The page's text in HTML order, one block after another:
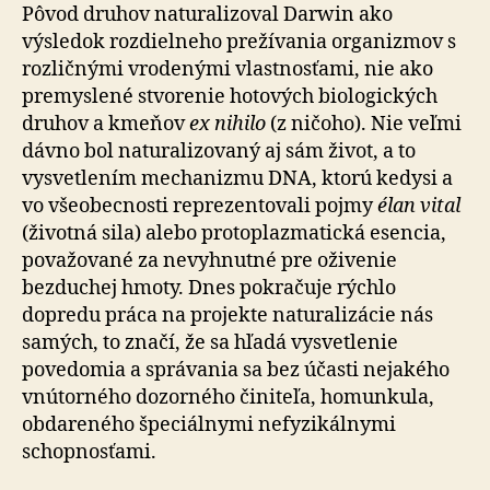
Pôvod druhov naturalizoval Darwin ako
výsledok roz­diel­ne­ho prežívania organizmov s
rozličnými vrodenými vlastnosťami, nie ako
premyslené stvorenie ho­to­vých bio­lo­gic­kých
druhov a kmeňovex nihilo (z ničoho). Nie veľmi
dávno bol naturalizovaný aj sám život, a to
vysvetlením mechanizmu DNA, ktorú kedysi a
vo všeobecnosti re­pre­zen­to­va­li pojmyélan vital
(životná sila) alebo pro­to­plaz­ma­tic­ká esencia,
považované za nevyhnutné pre oživenie
bezduchej hmoty. Dnes pokračuje rýchlo
dopredu práca na projekte naturalizácie nás
samých, to značí, že sa hľadá vysvetlenie
povedomia a správania sa bez účasti nejakého
vnútorného dozorného činiteľa, homunkula,
obdareného špeciálnymi nefyzikálnymi
schopnosťami.